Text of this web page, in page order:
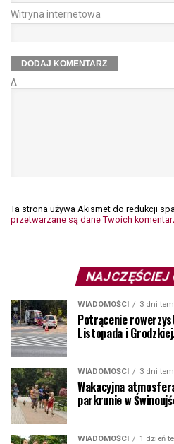
Witryna internetowa
Δ
Ta strona używa Akismet do redukcji
przetwarzane są dane Twoich
NAJCZĘŚCIEJ
WIADOMOŚCI 3 dni
Potrącenie
Listopada i
WIADOMOŚCI 3 dni
Wakacyjna
parkrunie w
WIADOMOŚCI 1 dzień